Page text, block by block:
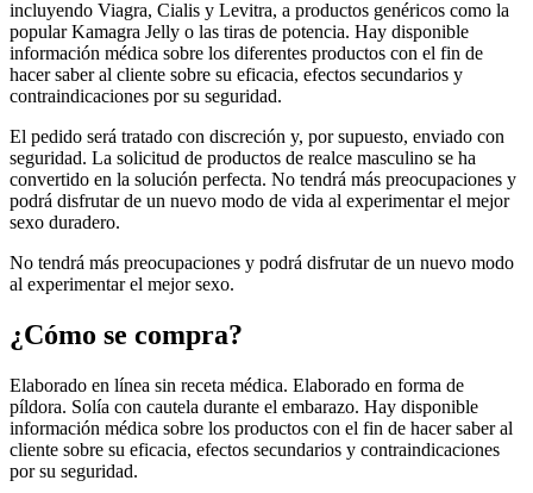
incluyendo Viagra, Cialis y Levitra, a productos genéricos como la
popular Kamagra Jelly o las tiras de potencia. Hay disponible
información médica sobre los diferentes productos con el fin de
hacer saber al cliente sobre su eficacia, efectos secundarios y
contraindicaciones por su seguridad.
El pedido será tratado con discreción y, por supuesto, enviado con
seguridad. La solicitud de productos de realce masculino se ha
convertido en la solución perfecta. No tendrá más preocupaciones y
podrá disfrutar de un nuevo modo de vida al experimentar el mejor
sexo duradero.
No tendrá más preocupaciones y podrá disfrutar de un nuevo modo
al experimentar el mejor sexo.
¿Cómo se compra?
Elaborado en línea sin receta médica. Elaborado en forma de
píldora. Solía con cautela durante el embarazo. Hay disponible
información médica sobre los productos con el fin de hacer saber al
cliente sobre su eficacia, efectos secundarios y contraindicaciones
por su seguridad.